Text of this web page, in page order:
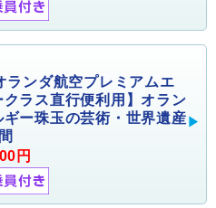
ランダ航空プレミアムエ
クラス直行便利用】オラン
ギー珠玉の芸術・世界遺産
円